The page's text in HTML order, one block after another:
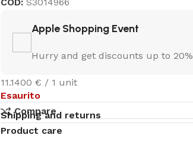
Apple Shopping Event
Hurry and get discounts up to 20%
11.1400 € / 1 unit
Esaurito
Compare
Shipping and returns
Product care